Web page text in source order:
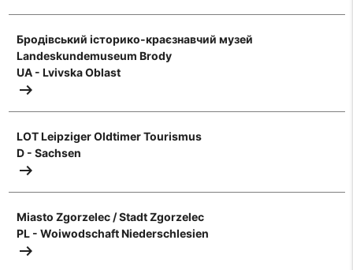
Бродівський історико-краєзнавчий музей
Landeskundemuseum Brody
UA - Lvivska Oblast
arrow_right_alt
LOT Leipziger Oldtimer Tourismus
D - Sachsen
arrow_right_alt
Miasto Zgorzelec / Stadt Zgorzelec
PL - Woiwodschaft Niederschlesien
arrow_right_alt